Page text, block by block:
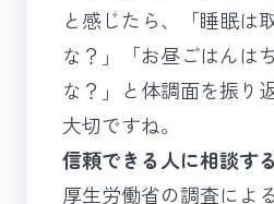
と感じたら、「睡眠は
な？」「お昼ごはんは
な？」と体調面を振り
大切ですね。
信頼できる人に相談する
厚生労働省の調査によ